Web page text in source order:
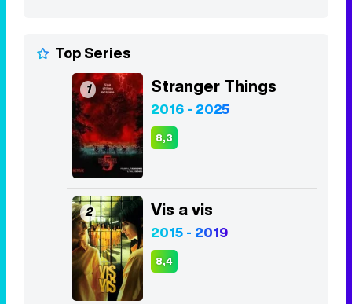
Top Series
1 Stranger Things
2016 - 2025
8,3
2 Vis a vis
2015 - 2019
8,4